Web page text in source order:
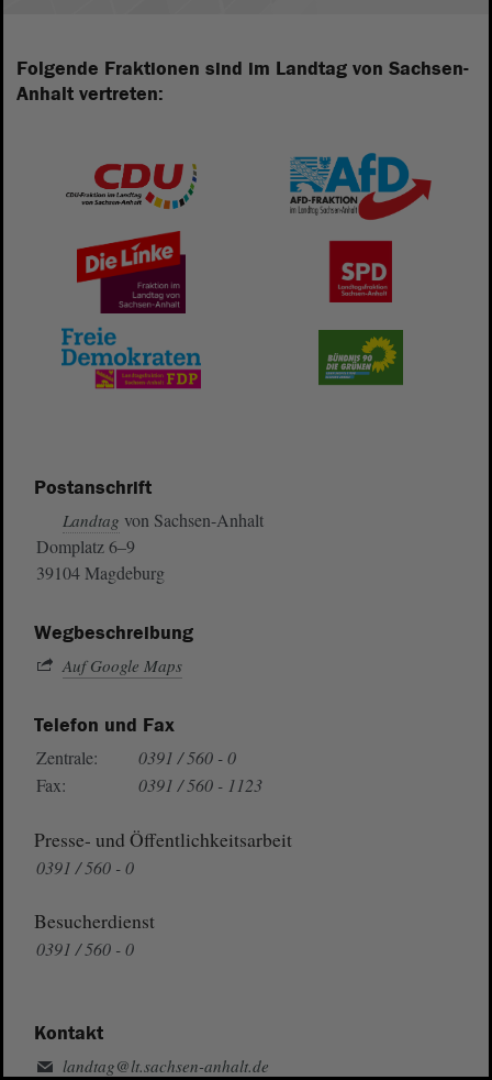
Folgende Fraktionen sind im Landtag von Sachsen-
Anhalt vertreten:
Postanschrift
Landtag von Sachsen-Anhalt
Domplatz 6–9
39104 Magdeburg
Wegbeschreibung
Auf Google Maps
Telefon und Fax
Zentrale:
0391 / 560 - 0
Fax:
0391 / 560 - 1123
Presse- und Öffentlichkeitsarbeit
0391 / 560 - 0
Besucherdienst
0391 / 560 - 0
Kontakt
landtag@lt.sachsen-anhalt.de